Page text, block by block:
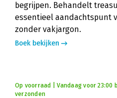
begrijpen. Behandelt
essentieel aandachtspunt
zonder vakjargon.
Boek bekijken
Op voorraad | Vandaag voor 23:00
verzonden